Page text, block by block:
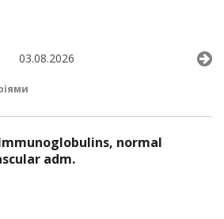
03.08.2026
normal
adm.